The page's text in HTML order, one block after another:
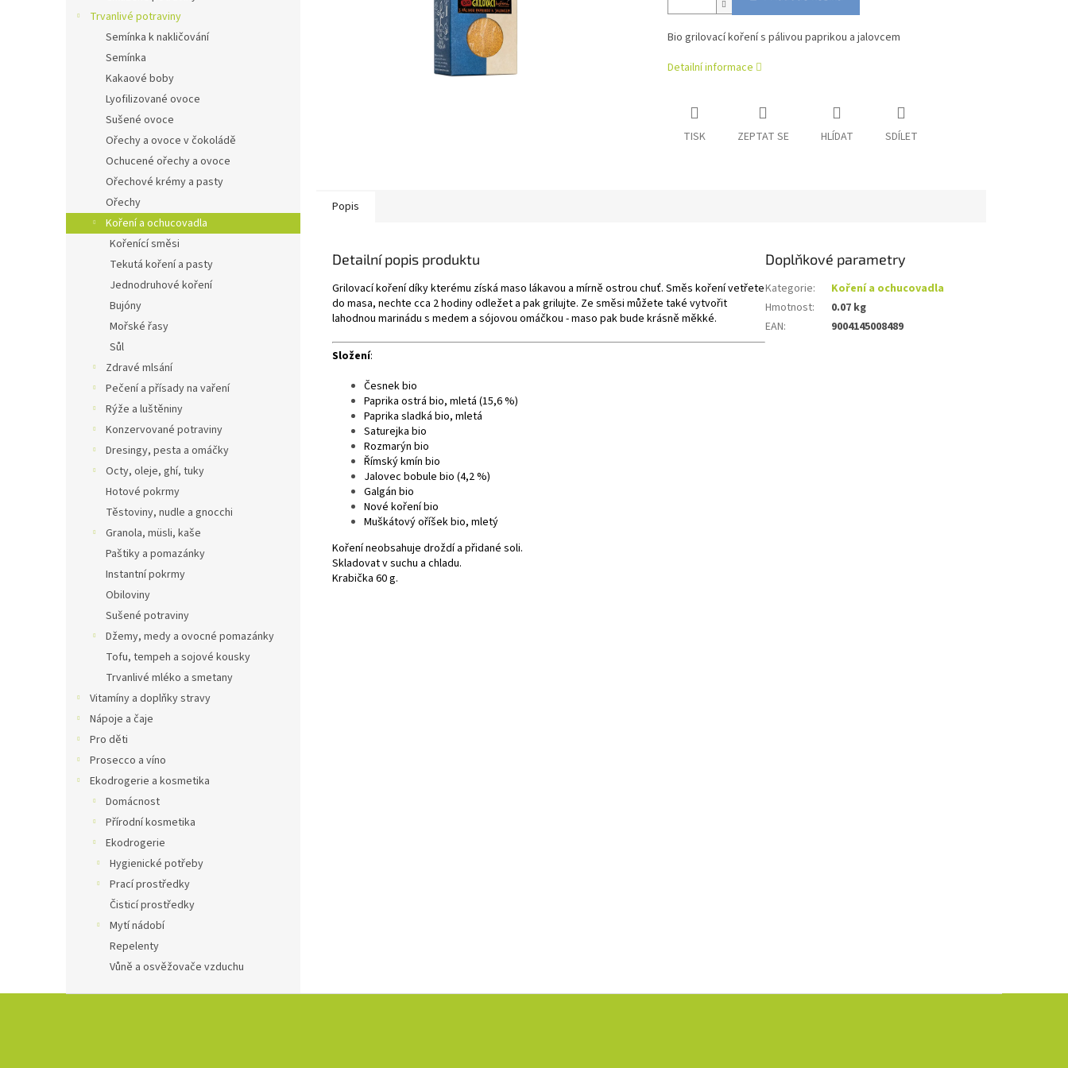
Trvanlivé potraviny
Semínka k nakličování
Semínka
Kakaové boby
Lyofilizované ovoce
Sušené ovoce
Ořechy a ovoce v čokoládě
Ochucené ořechy a ovoce
Ořechové krémy a pasty
Ořechy
Koření a ochucovadla
Kořenící směsi
Tekutá koření a pasty
Jednodruhové koření
Bujóny
Mořské řasy
Sůl
Zdravé mlsání
Pečení a přísady na vaření
Rýže a luštěniny
Konzervované potraviny
Dresingy, pesta a omáčky
Octy, oleje, ghí, tuky
Hotové pokrmy
Těstoviny, nudle a gnocchi
Granola, müsli, kaše
Paštiky a pomazánky
Instantní pokrmy
Obiloviny
Sušené potraviny
Džemy, medy a ovocné pomazánky
Tofu, tempeh a sojové kousky
Trvanlivé mléko a smetany
Vitamíny a doplňky stravy
Nápoje a čaje
Pro děti
Prosecco a víno
Ekodrogerie a kosmetika
Domácnost
Přírodní kosmetika
Ekodrogerie
Hygienické potřeby
Prací prostředky
Čisticí prostředky
Mytí nádobí
Repelenty
Vůně a osvěžovače vzduchu
Bio grilovací koření s pálivou paprikou a jalovcem
Detailní informace
TISK ZEPTAT SE HLÍDAT SDÍLET
Popis
Detailní popis produktu
Grilovací koření díky kterému získá maso lákavou a mírně ostrou chuť. Směs koření vetřete
do masa, nechte cca 2 hodiny odležet a pak grilujte. Ze směsi můžete také vytvořit
lahodnou marinádu s medem a sójovou omáčkou - maso pak bude krásně měkké.
Složení:
Česnek bio
Paprika ostrá bio, mletá (15,6 %)
Paprika sladká bio, mletá
Saturejka bio
Rozmarýn bio
Římský kmín bio
Jalovec bobule bio (4,2 %)
Galgán bio
Nové koření bio
Muškátový oříšek bio, mletý
Koření neobsahuje droždí a přidané soli.
Skladovat v suchu a chladu.
Krabička 60 g.
Doplňkové parametry
Kategorie:
Koření a ochucovadla
Hmotnost:
0.07 kg
EAN: 9004145008489